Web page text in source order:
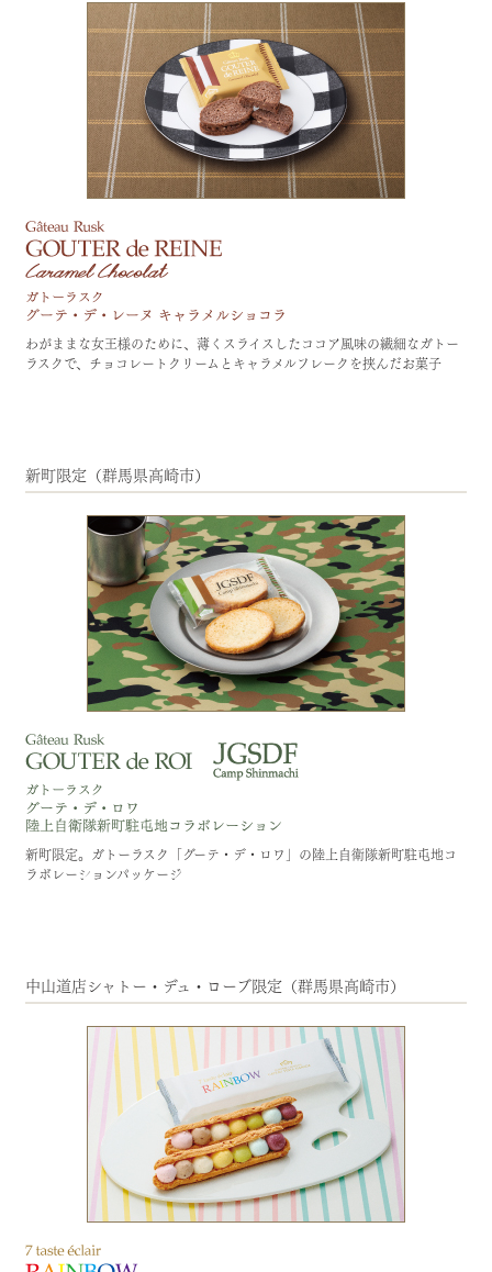
わがままな女王様のために、薄くスライスしたココア風味の繊細なガトー
ラスクで、チョコレートクリームとキャラメルフレークを挟んだお菓子
新町限定（群馬県高崎市）
新町限定。ガトーラスク「グーテ・デ・ロワ」の陸上自衛隊新町駐屯地コ
ラボレーションパッケージ
中山道店シャトー・デュ・ローブ限定（群馬県高崎市）